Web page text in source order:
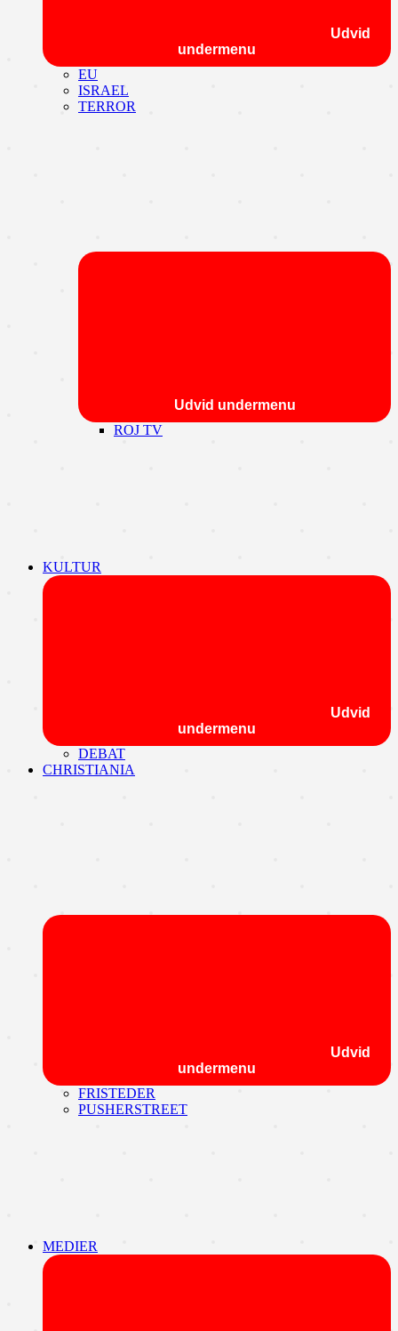
Udvid
undermenu
EU
ISRAEL
TERROR
Udvid undermenu
ROJ TV
KULTUR
Udvid
undermenu
DEBAT
CHRISTIANIA
Udvid
undermenu
FRISTEDER
PUSHERSTREET
MEDIER